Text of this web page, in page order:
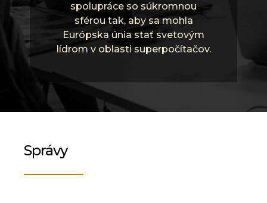
spolupráce so súkromnou
sférou tak, aby sa mohla
Európska únia stať svetovým
lídrom v oblasti superpočítačov.
Správy